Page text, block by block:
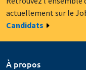
actuellement sur le
Candidats
À propos